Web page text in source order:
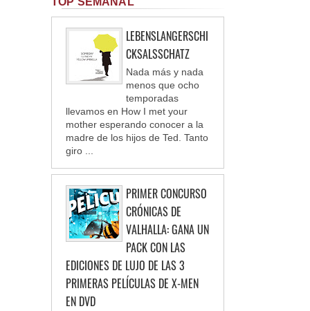
LEBENSLANGERSCHI
CKSALSSCHATZ
Nada más y nada
menos que ocho
temporadas
llevamos en How I met your
mother esperando conocer a la
madre de los hijos de Ted. Tanto
giro ...
PRIMER CONCURSO
CRÓNICAS DE
VALHALLA: GANA UN
PACK CON LAS
EDICIONES DE LUJO DE LAS 3
PRIMERAS PELÍCULAS DE X-MEN
EN DVD